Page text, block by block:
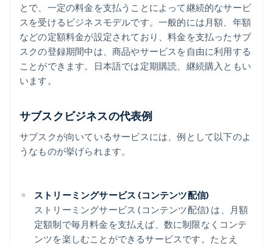
とで、一定の料金を支払うことによって継続的なサービ
スを受けるビジネスモデルです。一般的には月額、年額
などの定額料金が設定されており、料金を支払ったサブ
スクの登録期間中は、商品やサービスを自由に利用する
ことができます。日本語では定期購読、継続購入ともい
います。
サブスクビジネスの代表例
サブスクが向いているサービスには、例として以下のよ
うなものが挙げられます。
ストリーミングサービス (コンテンツ配信)
ストリーミングサービス (コンテンツ配信) は、月額
定額制で毎月料金を支払えば、数に制限なくコンテ
ンツを楽しむことができるサービスです。たとえ